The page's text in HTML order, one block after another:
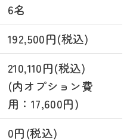
6名
192,500円(税込)
210,110円(税込)
(内オプション費
用：17,600円)
0円(税込)